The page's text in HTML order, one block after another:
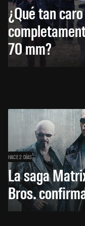
¿Qué tan
70 mm?
HACE 2 DÍAS
La saga
Bros.